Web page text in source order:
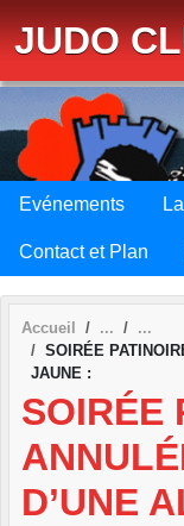
JUDO
Evénements
Contact et Plan
Accueil
SOIRÉE
JAUNE :
SOIRÉE
D’UNE